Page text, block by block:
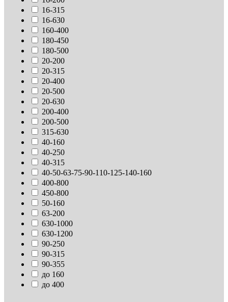
16-315
16-630
160-400
180-450
180-500
20-200
20-315
20-400
20-500
20-630
200-400
200-500
315-630
40-160
40-250
40-315
40-50-63-75-90-110-125-140-160
400-800
450-800
50-160
63-200
630-1000
630-1200
90-250
90-315
90-355
до 160
до 400